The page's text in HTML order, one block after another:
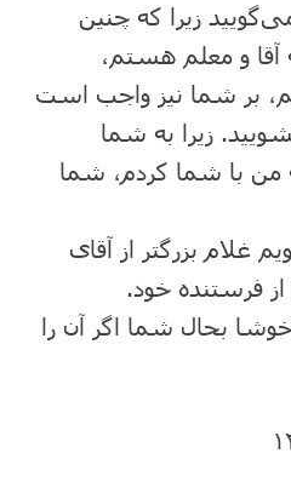
زیرا که چنین
و معلم هستم،
بر شما نیز واجب است
زیرا به شما
من با شما کردم، شما
غلام بزرگتر از آقای
فرستنده خود.
خوشا بحال شما اگر آن را